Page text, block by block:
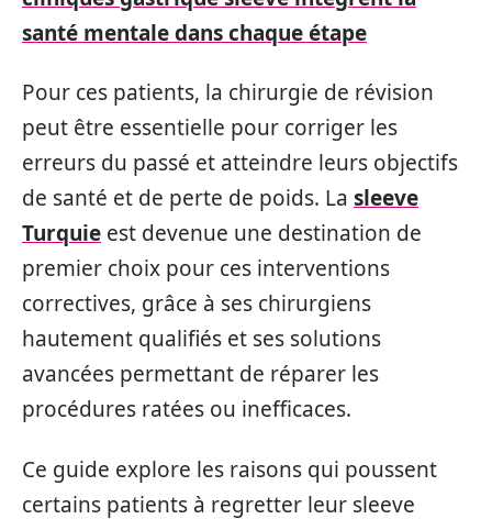
santé mentale dans chaque étape
Pour ces patients, la chirurgie de révision
peut être essentielle pour corriger les
erreurs du passé et atteindre leurs objectifs
de santé et de perte de poids. La sleeve
Turquie est devenue une destination de
premier choix pour ces interventions
correctives, grâce à ses chirurgiens
hautement qualifiés et ses solutions
avancées permettant de réparer les
procédures ratées ou inefficaces.
Ce guide explore les raisons qui poussent
certains patients à regretter leur sleeve